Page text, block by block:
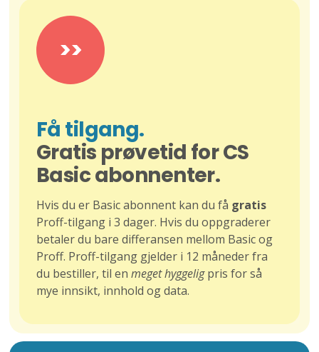
>>
Få tilgang.
Gratis prøvetid for CS
Basic abonnenter.
Hvis du er Basic abonnent kan du få gratis
Proff-tilgang i 3 dager. Hvis du oppgraderer
betaler du bare differansen mellom Basic og
Proff. Proff-tilgang gjelder i 12 måneder fra
du bestiller, til en meget hyggeligpris for så
mye innsikt, innhold og data.